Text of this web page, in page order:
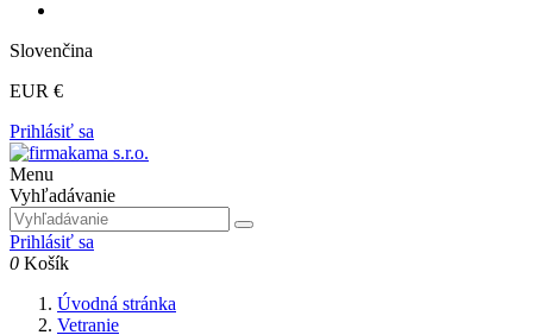
Slovenčina
EUR €
Prihlásiť sa
Menu
Vyhľadávanie
Prihlásiť sa
0 Košík
Úvodná stránka
Vetranie